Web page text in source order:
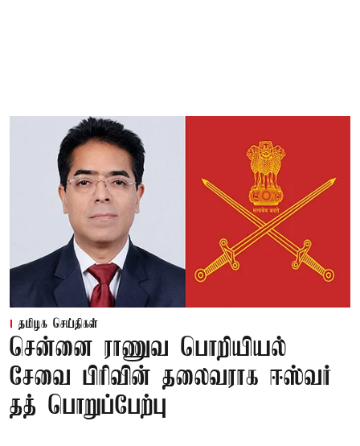
தமிழக செய்திகள்
சென்னை ராணுவ பொறியியல்
சேவை பிரிவின் தலைவராக ஈஸ்வர்
தத் பொறுப்பேற்பு